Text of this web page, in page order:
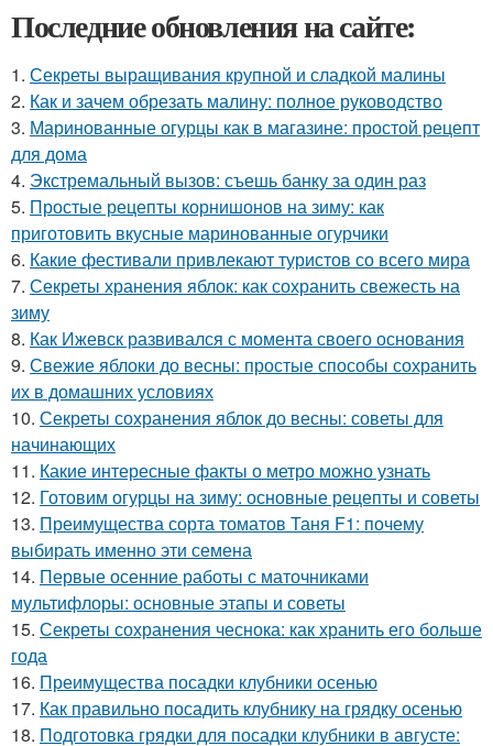
Последние обновления на сайте:
1. Секреты выращивания крупной и сладкой малины
2. Как и зачем обрезать малину: полное руководство
3. Маринованные огурцы как в магазине: простой рецепт
для дома
4. Экстремальный вызов: съешь банку за один раз
5. Простые рецепты корнишонов на зиму: как
приготовить вкусные маринованные огурчики
6. Какие фестивали привлекают туристов со всего мира
7. Секреты хранения яблок: как сохранить свежесть на
зиму
8. Как Ижевск развивался с момента своего основания
9. Свежие яблоки до весны: простые способы сохранить
их в домашних условиях
10. Секреты сохранения яблок до весны: советы для
начинающих
11. Какие интересные факты о метро можно узнать
12. Готовим огурцы на зиму: основные рецепты и советы
13. Преимущества сорта томатов Таня F1: почему
выбирать именно эти семена
14. Первые осенние работы с маточниками
мультифлоры: основные этапы и советы
15. Секреты сохранения чеснока: как хранить его больше
года
16. Преимущества посадки клубники осенью
17. Как правильно посадить клубнику на грядку осенью
18. Подготовка грядки для посадки клубники в августе: